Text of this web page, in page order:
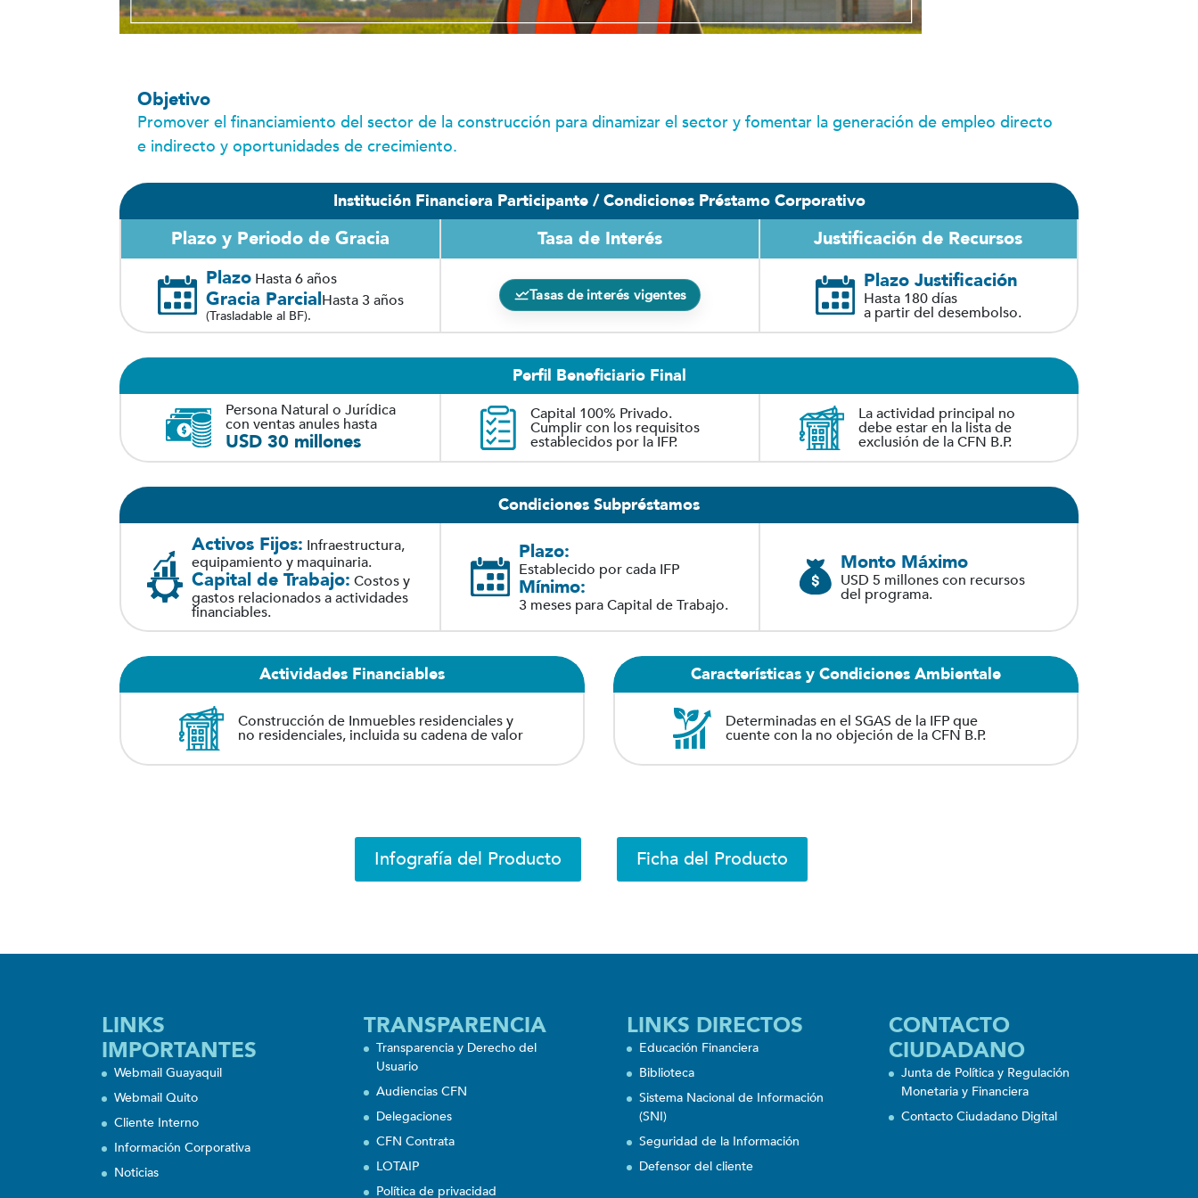
Objetivo
Promover el financiamiento del sector de la construcción para dinamizar el sector y fomentar la generación de empleo directo
e indirecto y oportunidades de crecimiento.
Institución Financiera Participante / Condiciones Préstamo Corporativo
Plazo y Periodo de Gracia
Plazo Hasta 6 años
Gracia ParcialHasta 3 años
(Trasladable al BF).
Tasa de Interés
Tasas de interés vigentes
Justificación de Recursos
Plazo Justificación
Hasta 180 días
a partir del desembolso.
Perfil Beneficiario Final
Persona Natural o Jurídica
con ventas anules hasta
USD 30 millones
Capital 100% Privado.
Cumplir con los requisitos
establecidos por la IFP.
La actividad principal no
debe estar en la lista de
exclusión de la CFN B.P.
Condiciones Subpréstamos
Activos Fijos: Infraestructura,
equipamiento y maquinaria.
Capital de Trabajo: Costos y
gastos relacionados a actividades
financiables.
Plazo:
Establecido por cada IFP
Mínimo:
3 meses para Capital de Trabajo.
Monto Máximo
USD 5 millones con recursos
del programa.
Actividades Financiables
Construcción de Inmuebles residenciales y
no residenciales, incluida su cadena de valor
Características y Condiciones Ambientale
Determinadas en el SGAS de la IFP que
cuente con la no objeción de la CFN B.P.
Infografía del Producto Ficha del Producto
LINKS
IMPORTANTES
Webmail Guayaquil
Webmail Quito
Cliente Interno
Información Corporativa
Noticias
TRANSPARENCIA
Transparencia y Derecho del
Usuario
Audiencias CFN
Delegaciones
CFN Contrata
LOTAIP
Política de privacidad
LINKS DIRECTOS
Educación Financiera
Biblioteca
Sistema Nacional de Información
(SNI)
Seguridad de la Información
Defensor del cliente
CONTACTO
CIUDADANO
Junta de Política y Regulación
Monetaria y Financiera
Contacto Ciudadano Digital